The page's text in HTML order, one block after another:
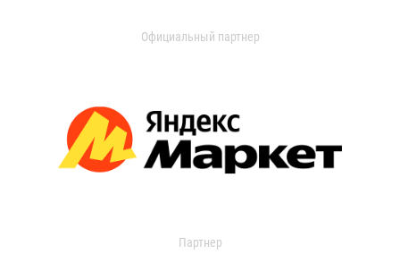
Официальный партнер
Партнер